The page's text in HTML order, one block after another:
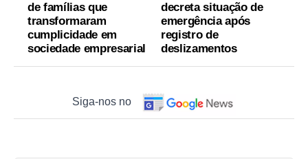
de famílias que
transformaram
cumplicidade em
sociedade empresarial
decreta situação de
emergência após
registro de
deslizamentos
Siga-nos no